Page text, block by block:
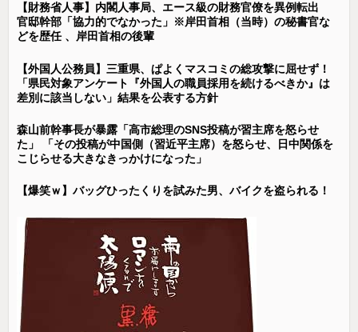
【財務省人事】内閣人事局、エース級の財務官僚を異例転出
官邸幹部「協力的でなかった」※岸田首相（当時）の秘書官な
どを歴任 、岸田首相の後輩
【外国人公務員】三重県、ぱよくマスコミの総攻撃に屈せず！
「県民対象アンケート『外国人の職員採用を続けるべきか』は
差別に該当しない」結果を公表する方針
森山前幹事長が暴露「高市総理のSNS投稿が習主席を怒らせ
た」 「その投稿が中国側（習近平主席）を怒らせ、日中関係を
こじらせる大きなきっかけになった」
【爆笑ｗ】バッグひったくりを試みた男、バイクを盗られる！